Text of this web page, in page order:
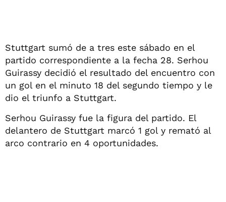
Stuttgart sumó de a tres este sábado en el
partido correspondiente a la fecha 28. Serhou
Guirassy decidió el resultado del encuentro con
un gol en el minuto 18 del segundo tiempo y le
dio el triunfo a Stuttgart.
Serhou Guirassy fue la figura del partido. El
delantero de Stuttgart marcó 1 gol y remató al
arco contrario en 4 oportunidades.